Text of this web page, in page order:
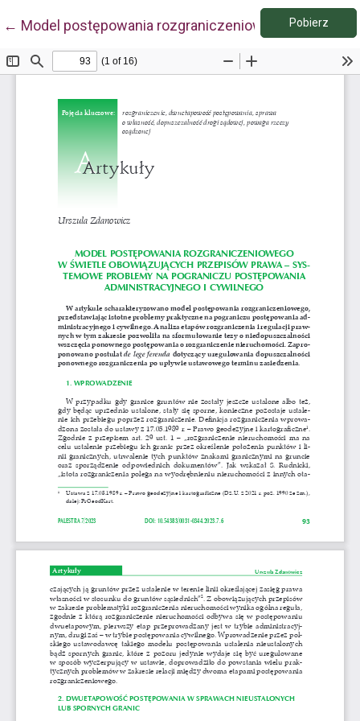
← Wróć do szczegółów artykułu
Model postępowania rozgraniczeniowego wPobierz